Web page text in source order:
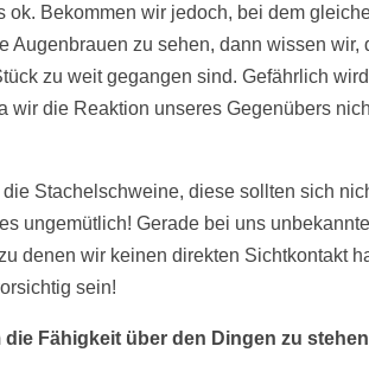
ok. Bekommen wir jedoch, bei dem
Augenbrauen zu sehen, dann wissen wir,
zu weit gegangen sind. Gefährlich
wir die Reaktion unseres Gegenübers
Stachelschweine, diese sollten sich
ungemütlich! Gerade bei uns
denen wir keinen direkten Sichtkontakt
sein!
die Fähigkeit über den Dingen zu stehen